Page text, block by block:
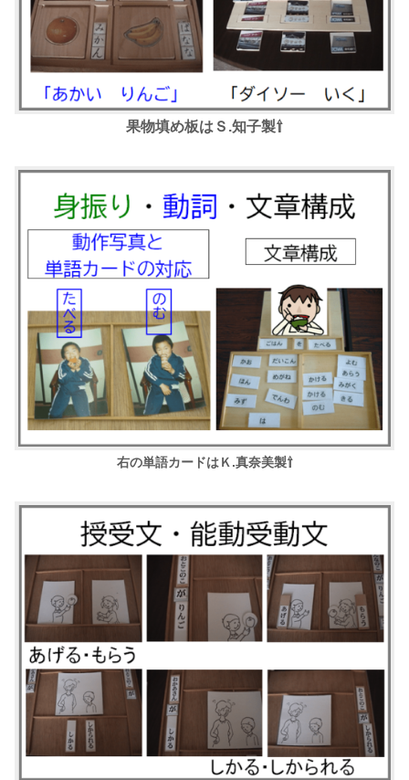
果物填め板はＳ.知子製⇧
右の単語カードはＫ.真奈美製⇧